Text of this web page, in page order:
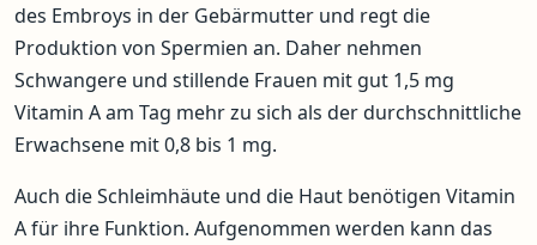
des Embroys in der Gebärmutter und regt die
Produktion von Spermien an. Daher nehmen
Schwangere und stillende Frauen mit gut 1,5 mg
Vitamin A am Tag mehr zu sich als der durchschnittliche
Erwachsene mit 0,8 bis 1 mg.
Auch die Schleimhäute und die Haut benötigen Vitamin
A für ihre Funktion. Aufgenommen werden kann das